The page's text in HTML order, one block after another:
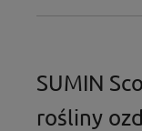
SUMIN
rośliny